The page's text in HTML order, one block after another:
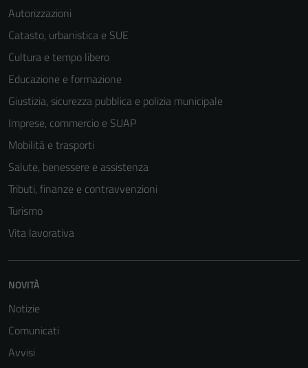
Autorizzazioni
Catasto, urbanistica e SUE
Cultura e tempo libero
Educazione e formazione
Giustizia, sicurezza pubblica e polizia municipale
Imprese, commercio e SUAP
Mobilità e trasporti
Salute, benessere e assistenza
Tributi, finanze e contravvenzioni
Turismo
Vita lavorativa
NOVITÀ
Notizie
Comunicati
Avvisi